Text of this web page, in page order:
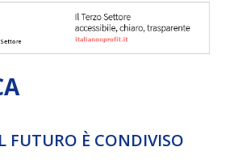
FUTURO È CONDIVISO